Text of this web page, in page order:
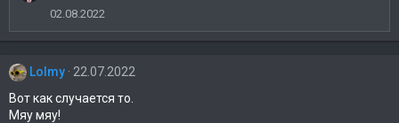
и
:
02.08.2022
Lolmy
22.07.2022
Вот как случается то.
Мяу мяу!